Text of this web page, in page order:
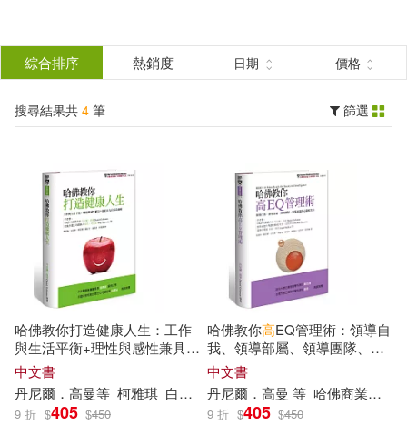
結
分類 (單選)
所有商品(4) 圖書(4)
作者 (可複選)
丹尼爾‧高曼(1)
丹尼爾．高曼(1)
丹尼爾．高曼 等(1)
綜合排序 熱銷度 日期 價格
搜尋結果共 4 筆 篩選
哈佛教你打造健康人生：工作
與生活平衡+理性與感性兼具=
你的全方位成功策略
中文書
丹尼爾 ． 高曼等 柯雅琪 白裕承 蘇偉信 譚家瑜 閻紀宇 齊思賢
9 折 $405 $450
哈佛教你高EQ管理術：領導自
我、領導部屬、領導團隊、領
導組織的必備軟實力
中文書
丹尼爾 ． 高曼 等 哈佛商業評論編輯部
9 折 $405 $450